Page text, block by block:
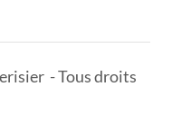
- Tous droits